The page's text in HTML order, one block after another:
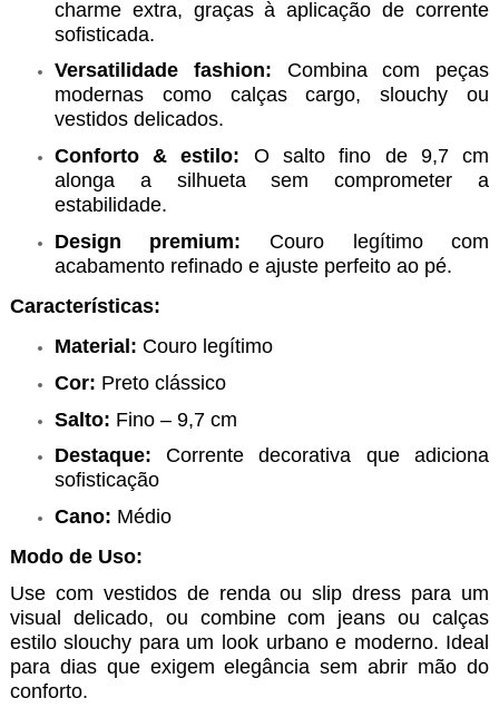
charme extra, graças à aplicação de corrente
sofisticada.
Versatilidade fashion: Combina com peças
modernas como calças cargo, slouchy ou
vestidos delicados.
Conforto & estilo: O salto fino de 9,7 cm
alonga a silhueta sem comprometer a
estabilidade.
Design premium: Couro legítimo com
acabamento refinado e ajuste perfeito ao pé.
Características:
Material: Couro legítimo
Cor: Preto clássico
Salto: Fino – 9,7 cm
Destaque: Corrente decorativa que adiciona
sofisticação
Cano: Médio
Modo de Uso:
Use com vestidos de renda ou slip dress para um
visual delicado, ou combine com jeans ou calças
estilo slouchy para um look urbano e moderno. Ideal
para dias que exigem elegância sem abrir mão do
conforto.